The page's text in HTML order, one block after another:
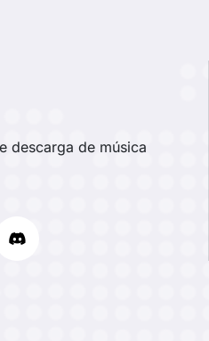
descarga de música